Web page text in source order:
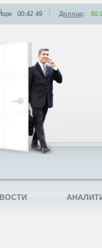
00:42 49 Доллар: